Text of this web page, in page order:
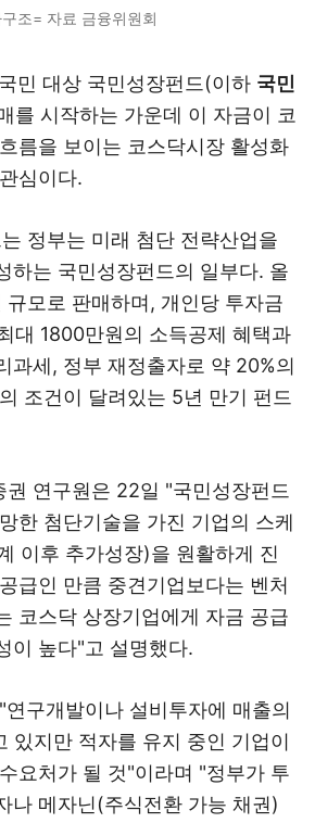
조= 자료 금융위원회
민 대상 국민성장펀드(이하 국민
를 시작하는 가운데 이 자금이 코
름을 보이는 코스닥시장 활성화
심이다.
정부는 미래 첨단 전략산업을
하는 국민성장펀드의 일부다. 올
모로 판매하며, 개인당 투자금
대 1800만원의 소득공제 혜택과
과세, 정부 재정출자로 약 20%의
조건이 달려있는 5년 만기 펀드
권 연구원은 22일 "국민성장펀드
한 첨단기술을 가진 기업의 스케
이후 추가성장)을 원활하게 진
급인 만큼 중견기업보다는 벤처
코스닥 상장기업에게 자금 공급
이 높다"고 설명했다.
구개발이나 설비투자에 매출의
있지만 적자를 유지 중인 기업이
요처가 될 것"이라며 "정부가 투
나 메자닌(주식전환 가능 채권)